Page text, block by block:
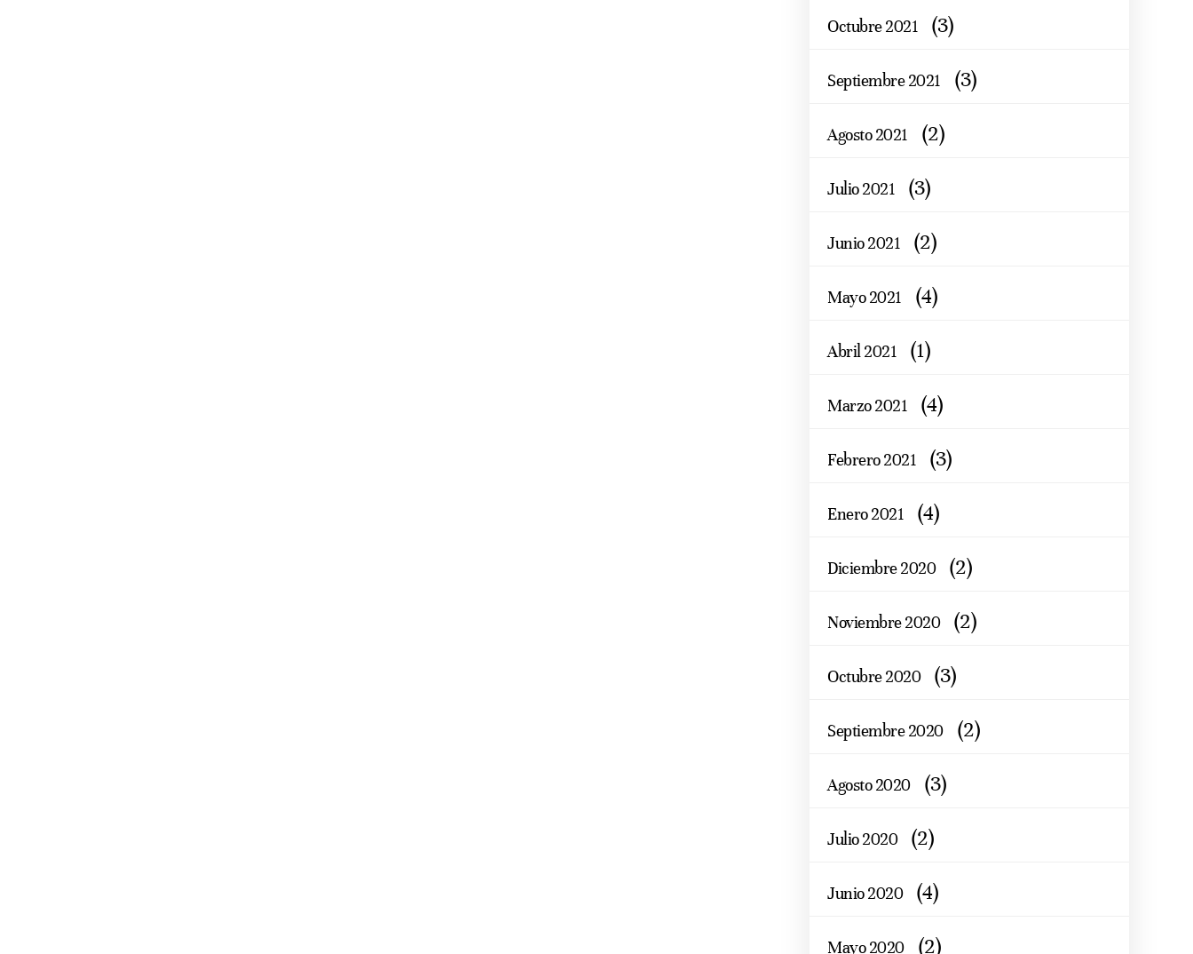
Octubre 2021 (3)
Septiembre 2021 (3)
Agosto 2021 (2)
Julio 2021 (3)
Junio 2021 (2)
Mayo 2021 (4)
Abril 2021 (1)
Marzo 2021 (4)
Febrero 2021 (3)
Enero 2021 (4)
Diciembre 2020 (2)
Noviembre 2020 (2)
Octubre 2020 (3)
Septiembre 2020 (2)
Agosto 2020 (3)
Julio 2020 (2)
Junio 2020 (4)
Mayo 2020 (2)